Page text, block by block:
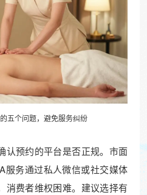
五个问题，避免服务纠纷
认预约的平台是否正规。市面
服务通过私人微信或社交媒体
消费者维权困难。建议选择有